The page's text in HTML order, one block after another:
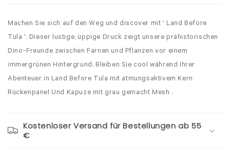
Machen Sie sich auf den Weg und discover mit ' Land Before
Tula '. Dieser lustige, üppige Druck zeigt unsere prähistorischen
Dino-Freunde zwischen Farnen und Pflanzen vor einem
immergrünen Hintergrund. Bleiben Sie cool während Ihrer
Abenteuer in Land Before Tula mit atmungsaktivem Kern
Rückenpanel Und Kapuze mit grau gemacht Mesh .
Kostenloser Versand für Bestellungen ab 55
€